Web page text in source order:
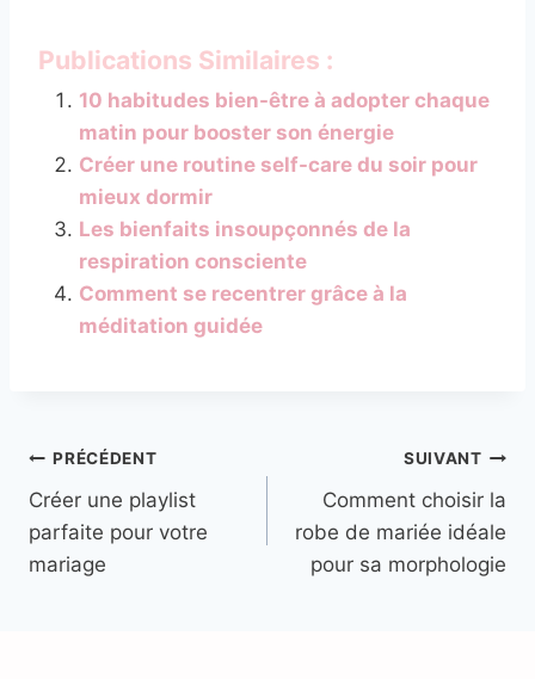
Publications Similaires :
10 habitudes bien-être à adopter chaque
matin pour booster son énergie
Créer une routine self-care du soir pour
mieux dormir
Les bienfaits insoupçonnés de la
respiration consciente
Comment se recentrer grâce à la
méditation guidée
Navigation
de
l’article
PRÉCÉDENT
Créer une playlist
parfaite pour votre
mariage
SUIVANT
Comment choisir la
robe de mariée idéale
pour sa morphologie